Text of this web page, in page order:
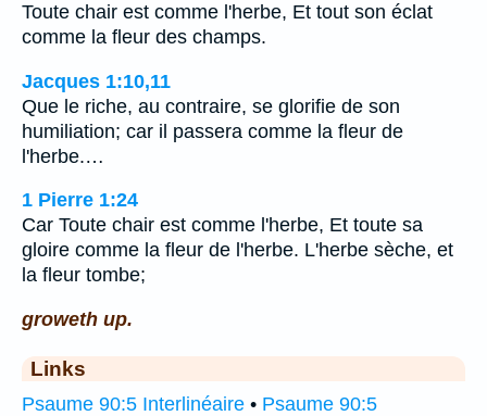
Toute chair est comme l'herbe, Et tout son éclat
comme la fleur des champs.
Jacques 1:10,11
Que le riche, au contraire, se glorifie de son
humiliation; car il passera comme la fleur de
l'herbe.…
1 Pierre 1:24
Car Toute chair est comme l'herbe, Et toute sa
gloire comme la fleur de l'herbe. L'herbe sèche, et
la fleur tombe;
groweth up.
Links
Psaume 90:5 Interlinéaire • Psaume 90:5